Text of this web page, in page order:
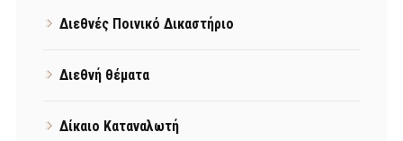
Διεθνές Ποινικό Δικαστήριο
Διεθνή θέματα
Δίκαιο Καταναλωτή